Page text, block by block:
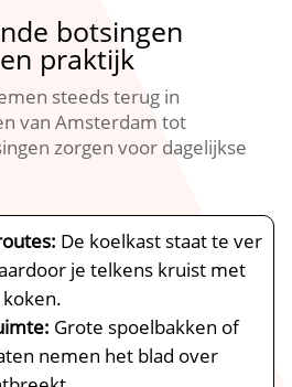
botsingen
praktijk
steeds terug in
van Amsterdam tot
zorgen voor dagelijkse
De koelkast staat te ver
je telkens kruist met
Grote spoelbakken of
nemen het blad over